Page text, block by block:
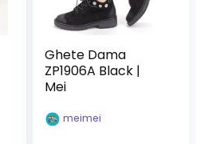
Ghete Dama
ZP1906A Black |
Mei
meimei